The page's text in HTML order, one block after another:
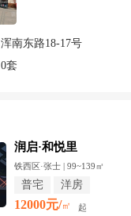
浑南东路18-17号
0套
润启·和悦里
铁西区·张士 | 99~139㎡
普宅 洋房
12000元/㎡ 起